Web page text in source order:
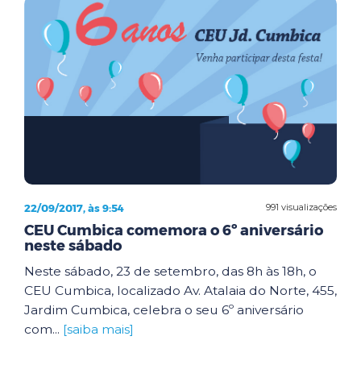
991 visualizações
22/09/2017, às 9:54
CEU Cumbica comemora o 6º aniversário
neste sábado
Neste sábado, 23 de setembro, das 8h às 18h, o
CEU Cumbica, localizado Av. Atalaia do Norte, 455,
Jardim Cumbica, celebra o seu 6º aniversário
com... [saiba mais]